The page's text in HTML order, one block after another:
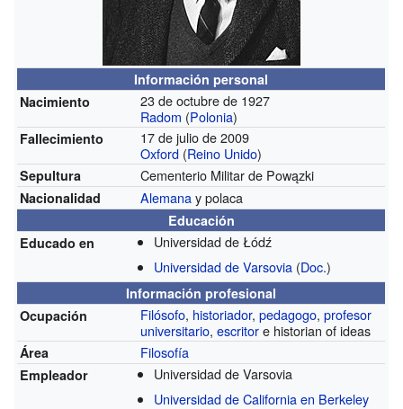
Información personal
Nacimiento
23 de octubre de 1927
Radom (Polonia)
Fallecimiento
17 de julio de 2009
Oxford (Reino Unido)
Sepultura Cementerio Militar de Powązki
Nacionalidad Alemanay polaca
Educación
Educado en
Universidad de Łódź
Universidad de Varsovia (Doc.)
Información profesional
Ocupación
Filósofo, historiador,pedagogo,profesor
universitario,escritore historian of ideas
Área Filosofía
Empleador
Universidad de Varsovia
Universidad de California en Berkeley